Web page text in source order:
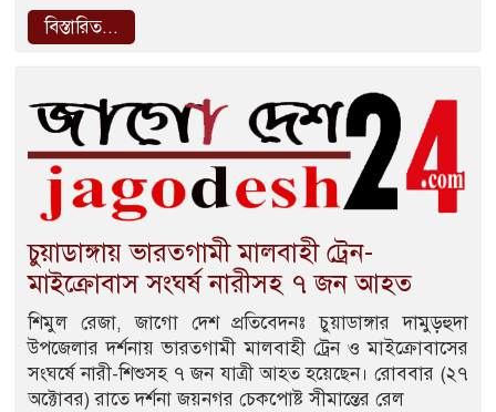
বিস্তারিত...
চুয়াডাঙ্গায় ভারতগামী মালবাহী ট্রেন-
মাইক্রোবাস সংঘর্ষ নারীসহ ৭ জন আহত
শিমুল রেজা, জাগো দেশ প্রতিবেদনঃ চুয়াডাঙ্গার দামুড়হুদা
উপজেলার দর্শনায় ভারতগামী মালবাহী ট্রেন ও মাইক্রোবাসের
সংঘর্ষে নারী-শিশুসহ ৭ জন যাত্রী আহত হয়েছেন। রোববার (২৭
অক্টোবর) রাতে দর্শনা জয়নগর চেকপোষ্ট সীমান্তের রেল